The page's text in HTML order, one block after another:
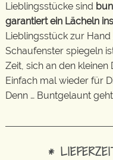
Lieblingsstücke sind
garantiert ein Lächeln
Lieblingsstück zur
Schaufenster spiegeln
Zeit, sich an den
Einfach mal wieder für
Denn … Buntgelaunt
*